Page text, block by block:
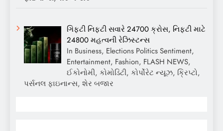
ગિફ્ટી નિફ્ટી સવારે 24700 ક્રોસ, નિફ્ટી માટે
24800 મહત્વની રેઝિસ્ટન્સ
In Business, Elections Politics Sentiment,
Entertainment, Fashion, FLASH NEWS,
ઈકોનોમી, કોમોડિટી, કોર્પોરેટ ન્યૂઝ, ક્રિપ્ટો,
પર્સનલ ફાઇનાન્સ, શેર બજાર